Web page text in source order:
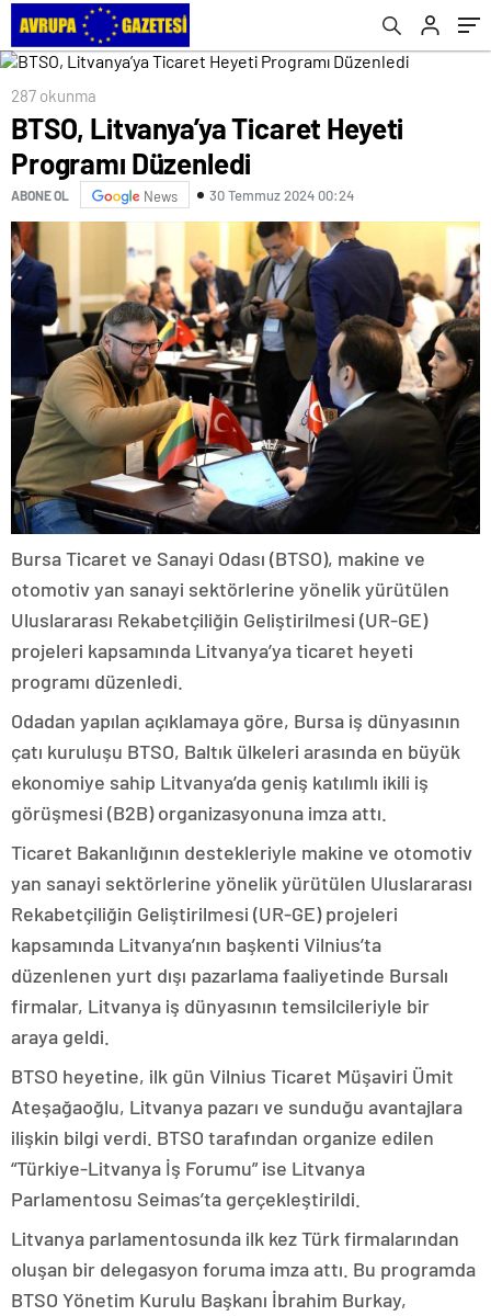
287 okunma
BTSO, Litvanya’ya Ticaret Heyeti
Programı Düzenledi
ABONE OL News 30 Temmuz 2024 00:24
Bursa Ticaret ve Sanayi Odası (BTSO), makine ve
otomotiv yan sanayi sektörlerine yönelik yürütülen
Uluslararası Rekabetçiliğin Geliştirilmesi (UR-GE)
projeleri kapsamında Litvanya’ya ticaret heyeti
programı düzenledi.
Odadan yapılan açıklamaya göre, Bursa iş dünyasının
çatı kuruluşu BTSO, Baltık ülkeleri arasında en büyük
ekonomiye sahip Litvanya’da geniş katılımlı ikili iş
görüşmesi (B2B) organizasyonuna imza attı.
Ticaret Bakanlığının destekleriyle makine ve otomotiv
yan sanayi sektörlerine yönelik yürütülen Uluslararası
Rekabetçiliğin Geliştirilmesi (UR-GE) projeleri
kapsamında Litvanya’nın başkenti Vilnius’ta
düzenlenen yurt dışı pazarlama faaliyetinde Bursalı
firmalar, Litvanya iş dünyasının temsilcileriyle bir
araya geldi.
BTSO heyetine, ilk gün Vilnius Ticaret Müşaviri Ümit
Ateşağaoğlu, Litvanya pazarı ve sunduğu avantajlara
ilişkin bilgi verdi. BTSO tarafından organize edilen
“Türkiye-Litvanya İş Forumu” ise Litvanya
Parlamentosu Seimas’ta gerçekleştirildi.
Litvanya parlamentosunda ilk kez Türk firmalarından
oluşan bir delegasyon foruma imza attı. Bu programda
BTSO Yönetim Kurulu Başkanı İbrahim Burkay,